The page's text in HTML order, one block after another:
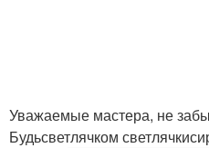
Уважаемые мастера, не
Будьсветлячком